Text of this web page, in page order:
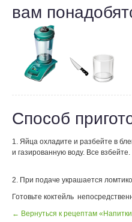
вам
Способ
1. Яйца охладите и разбейте в
и газированную воду. Все взбейте.
2. При подаче украшается
Готовьте коктейль
← Вернуться к рецептам